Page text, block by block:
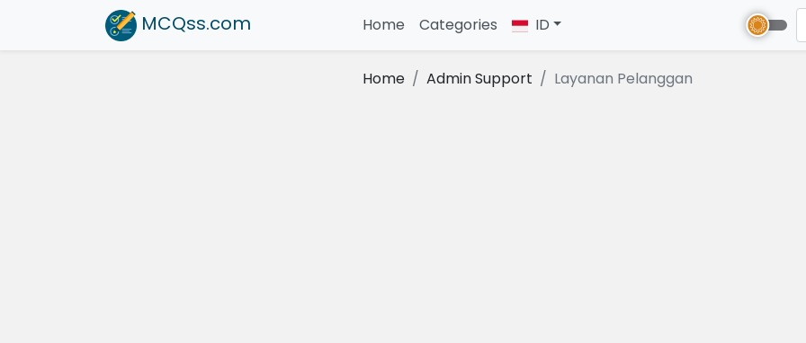
MCQss.com Home (current)
Categories ID
Home Admin Support Layanan Pelanggan